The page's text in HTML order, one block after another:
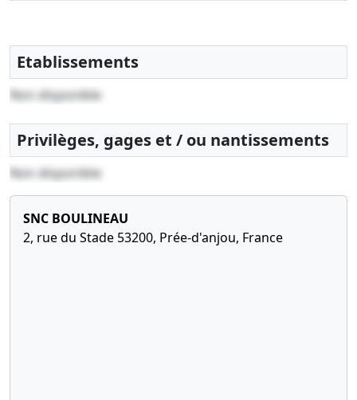
Etablissements
Non disponible
Privilèges, gages et / ou nantissements
Non disponible
SNC BOULINEAU
2, rue du Stade 53200, Prée-d'anjou, France